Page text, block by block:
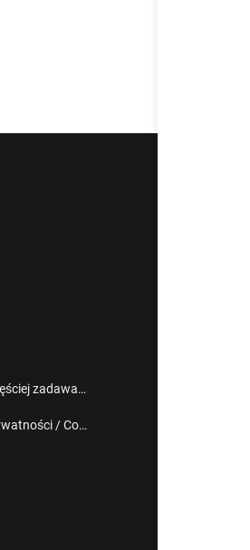
FAQ - Najczęściej zadawane pytania
Polityka prywatności / Cookies